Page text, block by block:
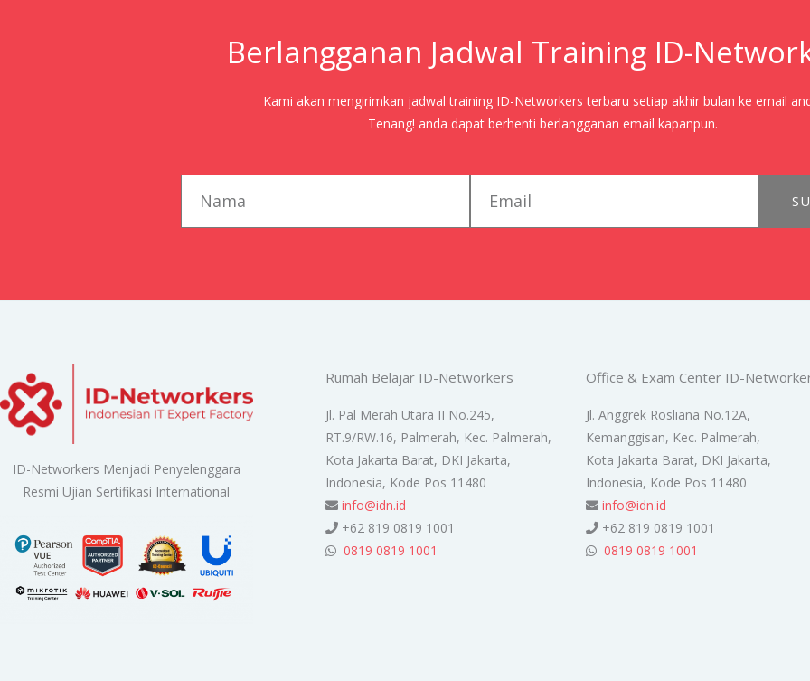
Berlangganan Jadwal Training ID-
Kami akan mengirimkan jadwal training ID-Networkers terbaru setiap akhir bulan ke email
Tenang! anda dapat berhenti berlangganan email kapanpun.
ID-Networkers Menjadi Penyelenggara
Resmi Ujian Sertifikasi International
Rumah Belajar ID-Networkers
Jl. Pal Merah Utara II No.245,
RT.9/RW.16, Palmerah, Kec. Palmerah,
Kota Jakarta Barat, DKI Jakarta,
Indonesia, Kode Pos 11480
info@idn.id
+62 819 0819 1001
0819 0819 1001
Office & Exam Center ID-
Jl. Anggrek Rosliana No.12A,
Kemanggisan, Kec. Palmerah,
Kota Jakarta Barat, DKI Jakarta,
Indonesia, Kode Pos 11480
info@idn.id
+62 819 0819 1001
0819 0819 1001